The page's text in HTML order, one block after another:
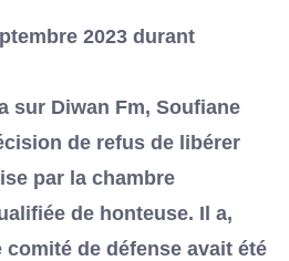
2023 durant
sur Diwan Fm, Soufiane
de refus de libérer
par la chambre
de honteuse. Il a,
de défense avait été